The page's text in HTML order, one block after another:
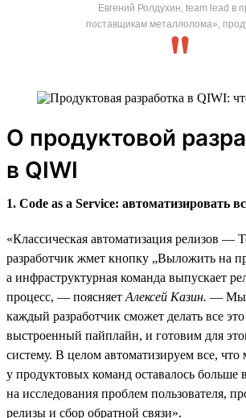
Евгений Ролдухин, team lead в
поставщикам металлолома»,
О продуктовой
в QIWI
1. Code as a Service: автоматизировать
«Классическая автоматизация релизов —
разработчик жмет кнопку „Выложить на
а инфраструктурная команда выпускает
процесс, — поясняет Алексей Казин. — Мы
каждый разработчик сможет делать все это
выстроенный пайплайн, и готовим для
систему. В целом автоматизируем все,
у продуктовых команд оставалось больше
на исследования проблем пользователя,
релизы и сбор обратной связи».